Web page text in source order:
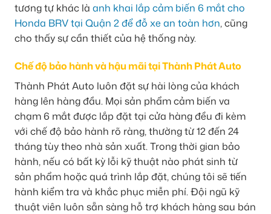
tương tự khác là anh khai lắp cảm biến 6 mắt cho
Honda BRV tại Quận 2 để đỗ xe an toàn hơn, cũng
cho thấy sự cần thiết của hệ thống này.
Chế độ bảo hành và hậu mãi tại Thành Phát Auto
Thành Phát Auto luôn đặt sự hài lòng của khách
hàng lên hàng đầu. Mọi sản phẩm cảm biến va
chạm 6 mắt được lắp đặt tại cửa hàng đều đi kèm
với chế độ bảo hành rõ ràng, thường từ 12 đến 24
tháng tùy theo nhà sản xuất. Trong thời gian bảo
hành, nếu có bất kỳ lỗi kỹ thuật nào phát sinh từ
sản phẩm hoặc quá trình lắp đặt, chúng tôi sẽ tiến
hành kiểm tra và khắc phục miễn phí. Đội ngũ kỹ
thuật viên luôn sẵn sàng hỗ trợ khách hàng sau bán